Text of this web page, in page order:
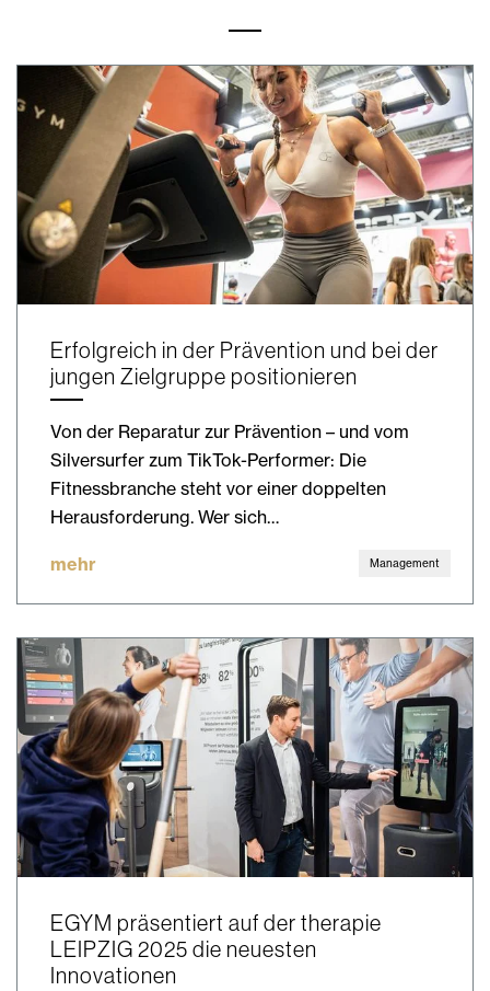
Erfolgreich in der Prävention und bei der
jungen Zielgruppe positionieren
Von der Reparatur zur Prävention – und vom
Silversurfer zum TikTok-Performer: Die
Fitnessbranche steht vor einer doppelten
Herausforderung. Wer sich…
mehr Management
EGYM präsentiert auf der therapie
LEIPZIG 2025 die neuesten
Innovationen